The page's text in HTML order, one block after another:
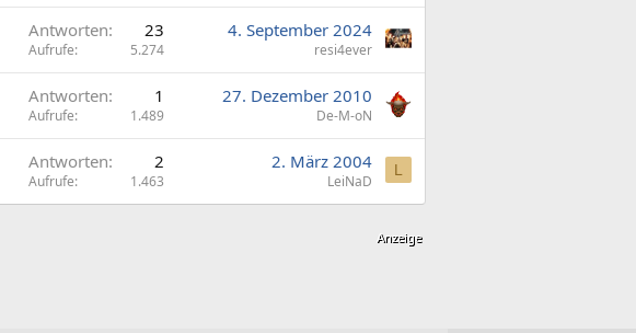
Antworten 23
Aufrufe 5.274
4. September 2024
resi4ever
Antworten 1
Aufrufe 1.489
27. Dezember 2010
De-M-oN
Antworten 2
Aufrufe 1.463
2. März 2004
LeiNaD
L